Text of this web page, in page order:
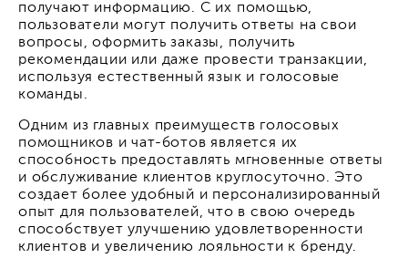
получают информацию. С их помощью,
пользователи могут получить ответы на свои
вопросы, оформить заказы, получить
рекомендации или даже провести транзакции,
используя естественный язык и голосовые
команды.
Одним из главных преимуществ голосовых
помощников и чат-ботов является их
способность предоставлять мгновенные ответы
и обслуживание клиентов круглосуточно. Это
создает более удобный и персонализированный
опыт для пользователей, что в свою очередь
способствует улучшению удовлетворенности
клиентов и увеличению лояльности к бренду.